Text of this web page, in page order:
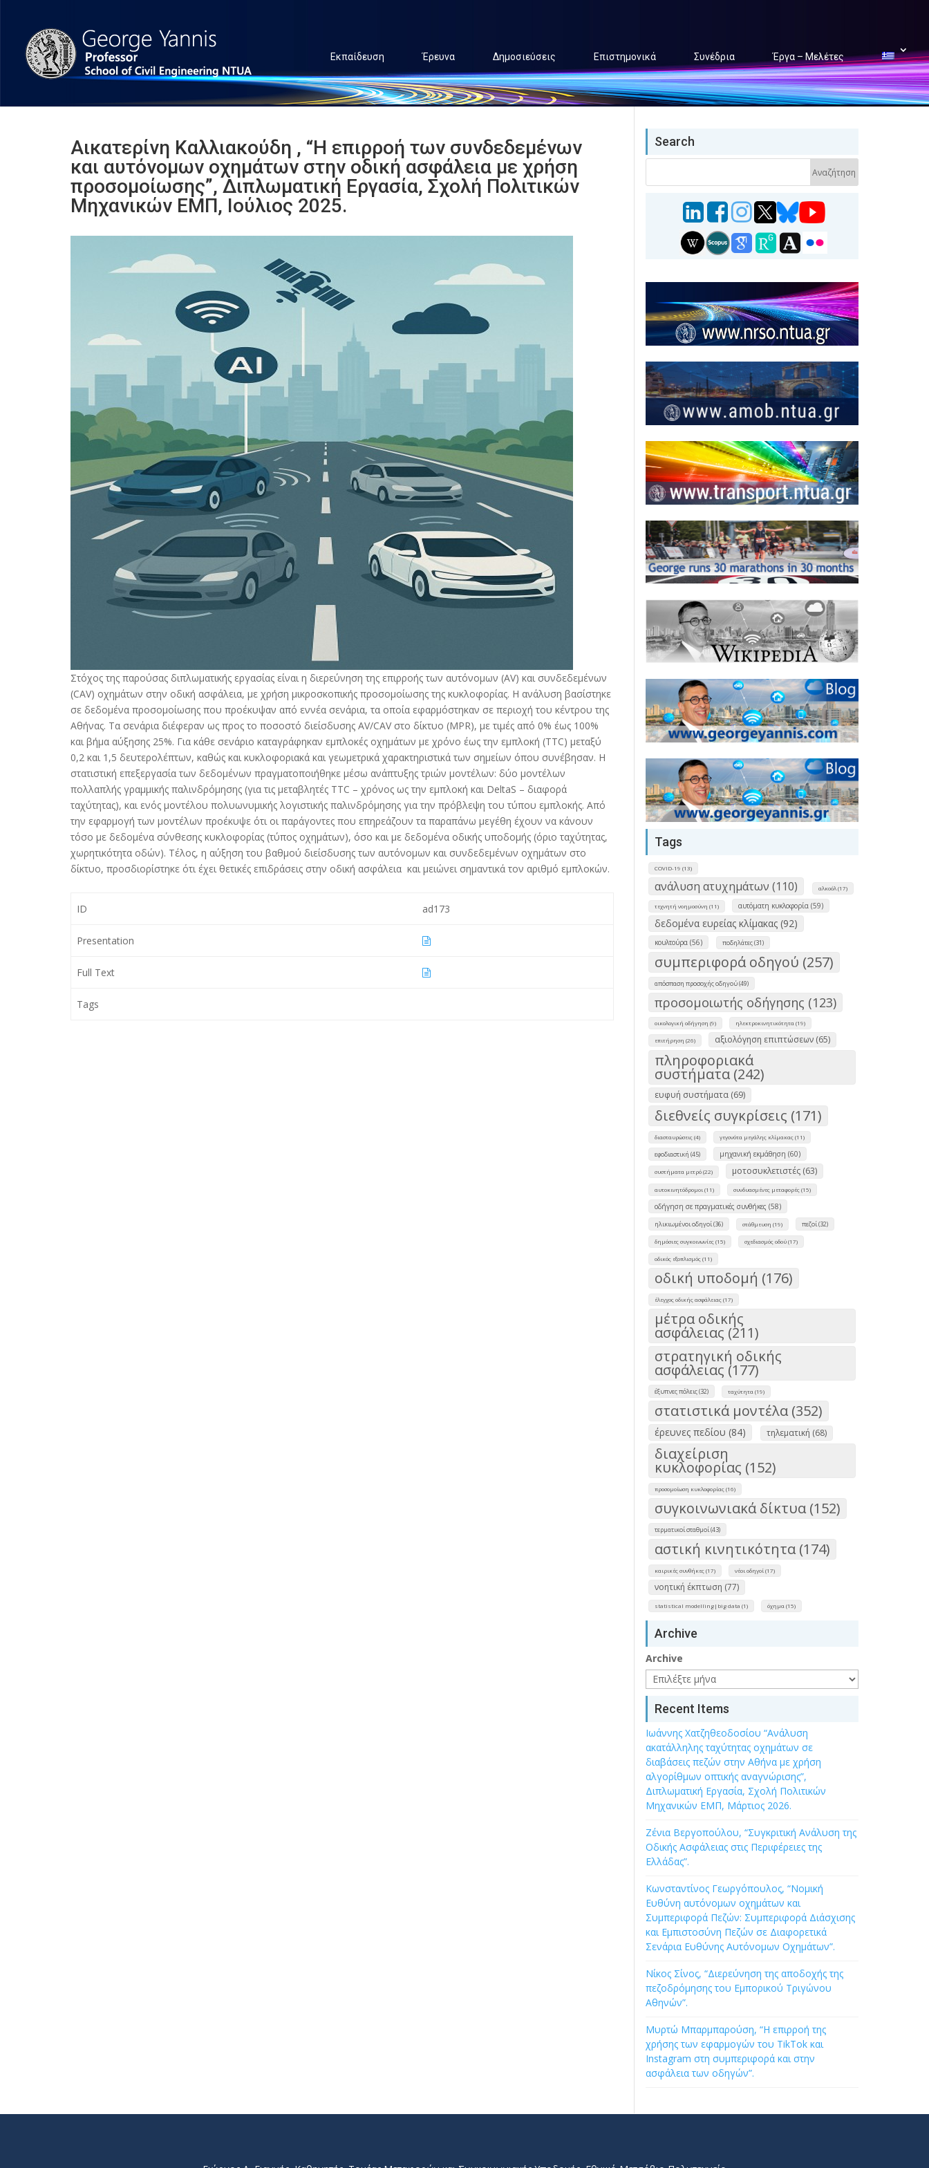
Εκπαίδευση Έρευνα Δημοσιεύσεις Επιστημονικά Συνέδρια Έργα – Μελέτες
Αικατερίνη Καλλιακούδη , “Η επιρροή των συνδεδεμένων
και αυτόνομων οχημάτων στην οδική ασφάλεια με χρήση
προσομοίωσης”, Διπλωματική Εργασία, Σχολή Πολιτικών
Μηχανικών ΕΜΠ, Ιούλιος 2025.
Στόχος της παρούσας διπλωματικής εργασίας είναι η διερεύνηση της επιρροής των αυτόνομων (AV) και συνδεδεμένων
(CAV) οχημάτων στην οδική ασφάλεια, με χρήση μικροσκοπικής προσομοίωσης της κυκλοφορίας. Η ανάλυση βασίστηκε
σε δεδομένα προσομοίωσης που προέκυψαν από εννέα σενάρια, τα οποία εφαρμόστηκαν σε περιοχή του κέντρου της
Αθήνας. Τα σενάρια διέφεραν ως προς το ποσοστό διείσδυσης AV/CAV στο δίκτυο (MPR), με τιμές από 0% έως 100%
και βήμα αύξησης 25%. Για κάθε σενάριο καταγράφηκαν εμπλοκές οχημάτων με χρόνο έως την εμπλοκή (TTC) μεταξύ
0,2 και 1,5 δευτερολέπτων, καθώς και κυκλοφοριακά και γεωμετρικά χαρακτηριστικά των σημείων όπου συνέβησαν. Η
στατιστική επεξεργασία των δεδομένων πραγματοποιήθηκε μέσω ανάπτυξης τριών μοντέλων: δύο μοντέλων
πολλαπλής γραμμικής παλινδρόμησης (για τις μεταβλητές TTC – χρόνος ως την εμπλοκή και DeltaS – διαφορά
ταχύτητας), και ενός μοντέλου πολυωνυμικής λογιστικής παλινδρόμησης για την πρόβλεψη του τύπου εμπλοκής. Από
την εφαρμογή των μοντέλων προέκυψε ότι οι παράγοντες που επηρεάζουν τα παραπάνω μεγέθη έχουν να κάνουν
τόσο με δεδομένα σύνθεσης κυκλοφορίας (τύπος οχημάτων), όσο και με δεδομένα οδικής υποδομής (όριο ταχύτητας,
χωρητικότητα οδών). Τέλος, η αύξηση του βαθμού διείσδυσης των αυτόνομων και συνδεδεμένων οχημάτων στο
δίκτυο, προσδιορίστηκε ότι έχει θετικές επιδράσεις στην οδική ασφάλεια και μειώνει σημαντικά τον αριθμό εμπλοκών.
ID ad173
Presentation
Full Text
Tags
Search
Tags
COVID-19 (13)
ανάλυση ατυχημάτων (110) αλκοόλ (17)
τεχνητή νοημοσύνη (11) αυτόματη κυκλοφορία (59)
δεδομένα ευρείας κλίμακας (92)
κουλτούρα (56) ποδηλάτες (31)
συμπεριφορά οδηγού (257)
απόσπαση προσοχής οδηγού (49)
προσομοιωτής οδήγησης (123)
οικολογική οδήγηση (9) ηλεκτροκινητικότητα (19)
επιτήρηση (26) αξιολόγηση επιπτώσεων (65)
πληροφοριακά
συστήματα (242)
ευφυή συστήματα (69)
διεθνείς συγκρίσεις (171)
διασταυρώσεις (4) γεγονότα μεγάλης κλίμακας (11)
εφοδιαστική (45) μηχανική εκμάθηση (60)
συστήματα μετρό (22) μοτοσυκλετιστές (63)
αυτοκινητόδρομοι (11) συνδυασμένες μεταφορές (15)
οδήγηση σε πραγματικές συνθήκες (58)
ηλικιωμένοι οδηγοί (36) στάθμευση (19) πεζοί (32)
δημόσιες συγκοινωνίες (15) σχεδιασμός οδού (17)
οδικός εξοπλισμός (11)
οδική υποδομή (176)
έλεγχος οδικής ασφάλειας (17)
μέτρα οδικής
ασφάλειας (211)
στρατηγική οδικής
ασφάλειας (177)
έξυπνες πόλεις (32) ταχύτητα (19)
στατιστικά μοντέλα (352)
έρευνες πεδίου (84) τηλεματική (68)
διαχείριση
κυκλοφορίας (152)
προσομοίωση κυκλοφορίας (16)
συγκοινωνιακά δίκτυα (152)
τερματικοί σταθμοί (43)
αστική κινητικότητα (174)
καιρικές συνθήκες (17) νέοι οδηγοί (17)
νοητική έκπτωση (77)
statistical modelling|big data (1) όχημα (15)
Archive
Archive
Recent Items
Ιωάννης Χατζηθεοδοσίου “Ανάλυση
ακατάλληλης ταχύτητας οχημάτων σε
διαβάσεις πεζών στην Αθήνα με χρήση
αλγορίθμων οπτικής αναγνώρισης”,
Διπλωματική Εργασία, Σχολή Πολιτικών
Μηχανικών ΕΜΠ, Μάρτιος 2026.
Ζένια Βεργοπούλου, “Συγκριτική Ανάλυση της
Οδικής Ασφάλειας στις Περιφέρειες της
Ελλάδας”.
Κωνσταντίνος Γεωργόπουλος, “Νομική
Ευθύνη αυτόνομων οχημάτων και
Συμπεριφορά Πεζών: Συμπεριφορά Διάσχισης
και Εμπιστοσύνη Πεζών σε Διαφορετικά
Σενάρια Ευθύνης Αυτόνομων Οχημάτων”.
Νίκος Σίνος, “Διερεύνηση της αποδοχής της
πεζοδρόμησης του Εμπορικού Τριγώνου
Αθηνών”.
Μυρτώ Μπαρμπαρούση, “Η επιρροή της
χρήσης των εφαρμογών του TikTok και
Instagram στη συμπεριφορά και στην
ασφάλεια των οδηγών”.